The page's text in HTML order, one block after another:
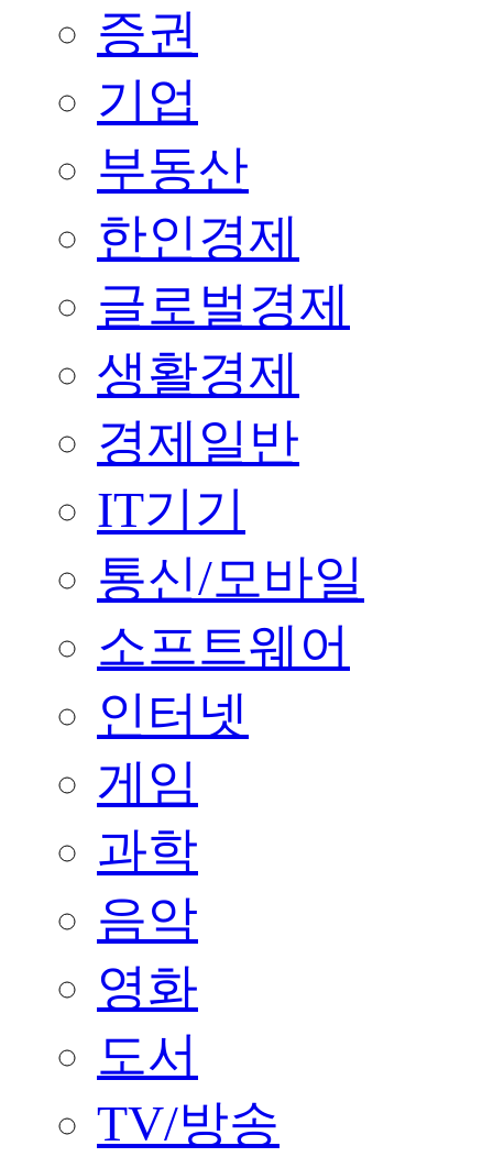
증권
기업
부동산
한인경제
글로벌경제
생활경제
경제일반
IT기기
통신/모바일
소프트웨어
인터넷
게임
과학
음악
영화
도서
TV/방송